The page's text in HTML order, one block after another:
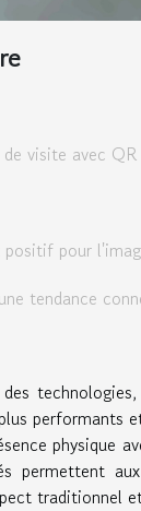
de visite avec
pour
tendance
des
performants
physique
permettent
traditionnel